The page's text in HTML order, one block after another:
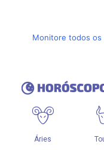
Monitore todos os